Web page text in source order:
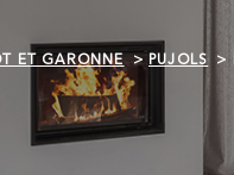
ET GARONNE PUJOLS